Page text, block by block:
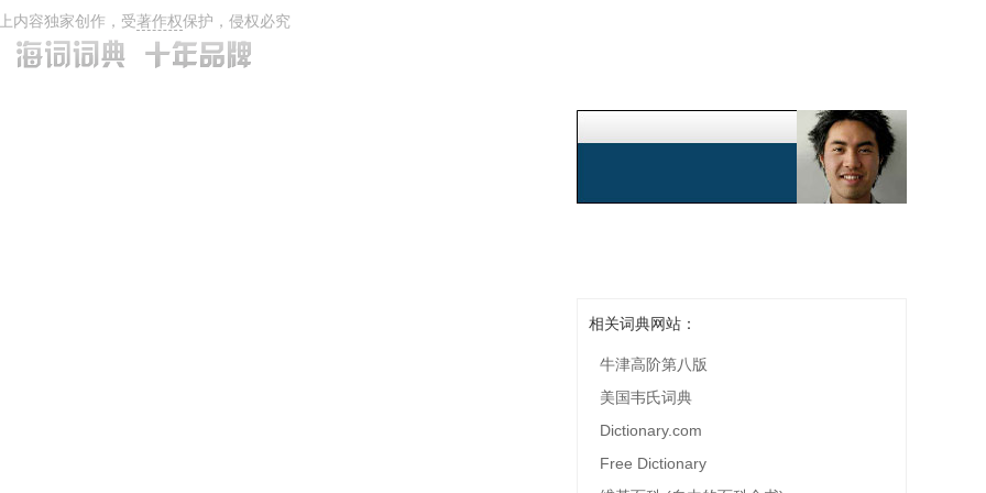
内容独家创作，受著作权保护，侵权必究
相关词典网站：
牛津高阶第八版
美国韦氏词典
Dictionary.com
Free Dictionary